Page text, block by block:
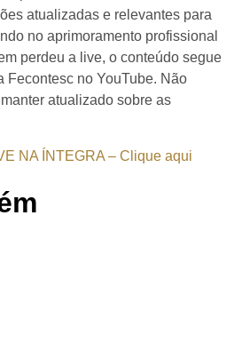
atualizadas e relevantes para
no aprimoramento profissional
perdeu a live, o conteúdo segue
Fecontesc no YouTube. Não
atualizado sobre as
NA ÍNTEGRA – Clique aqui